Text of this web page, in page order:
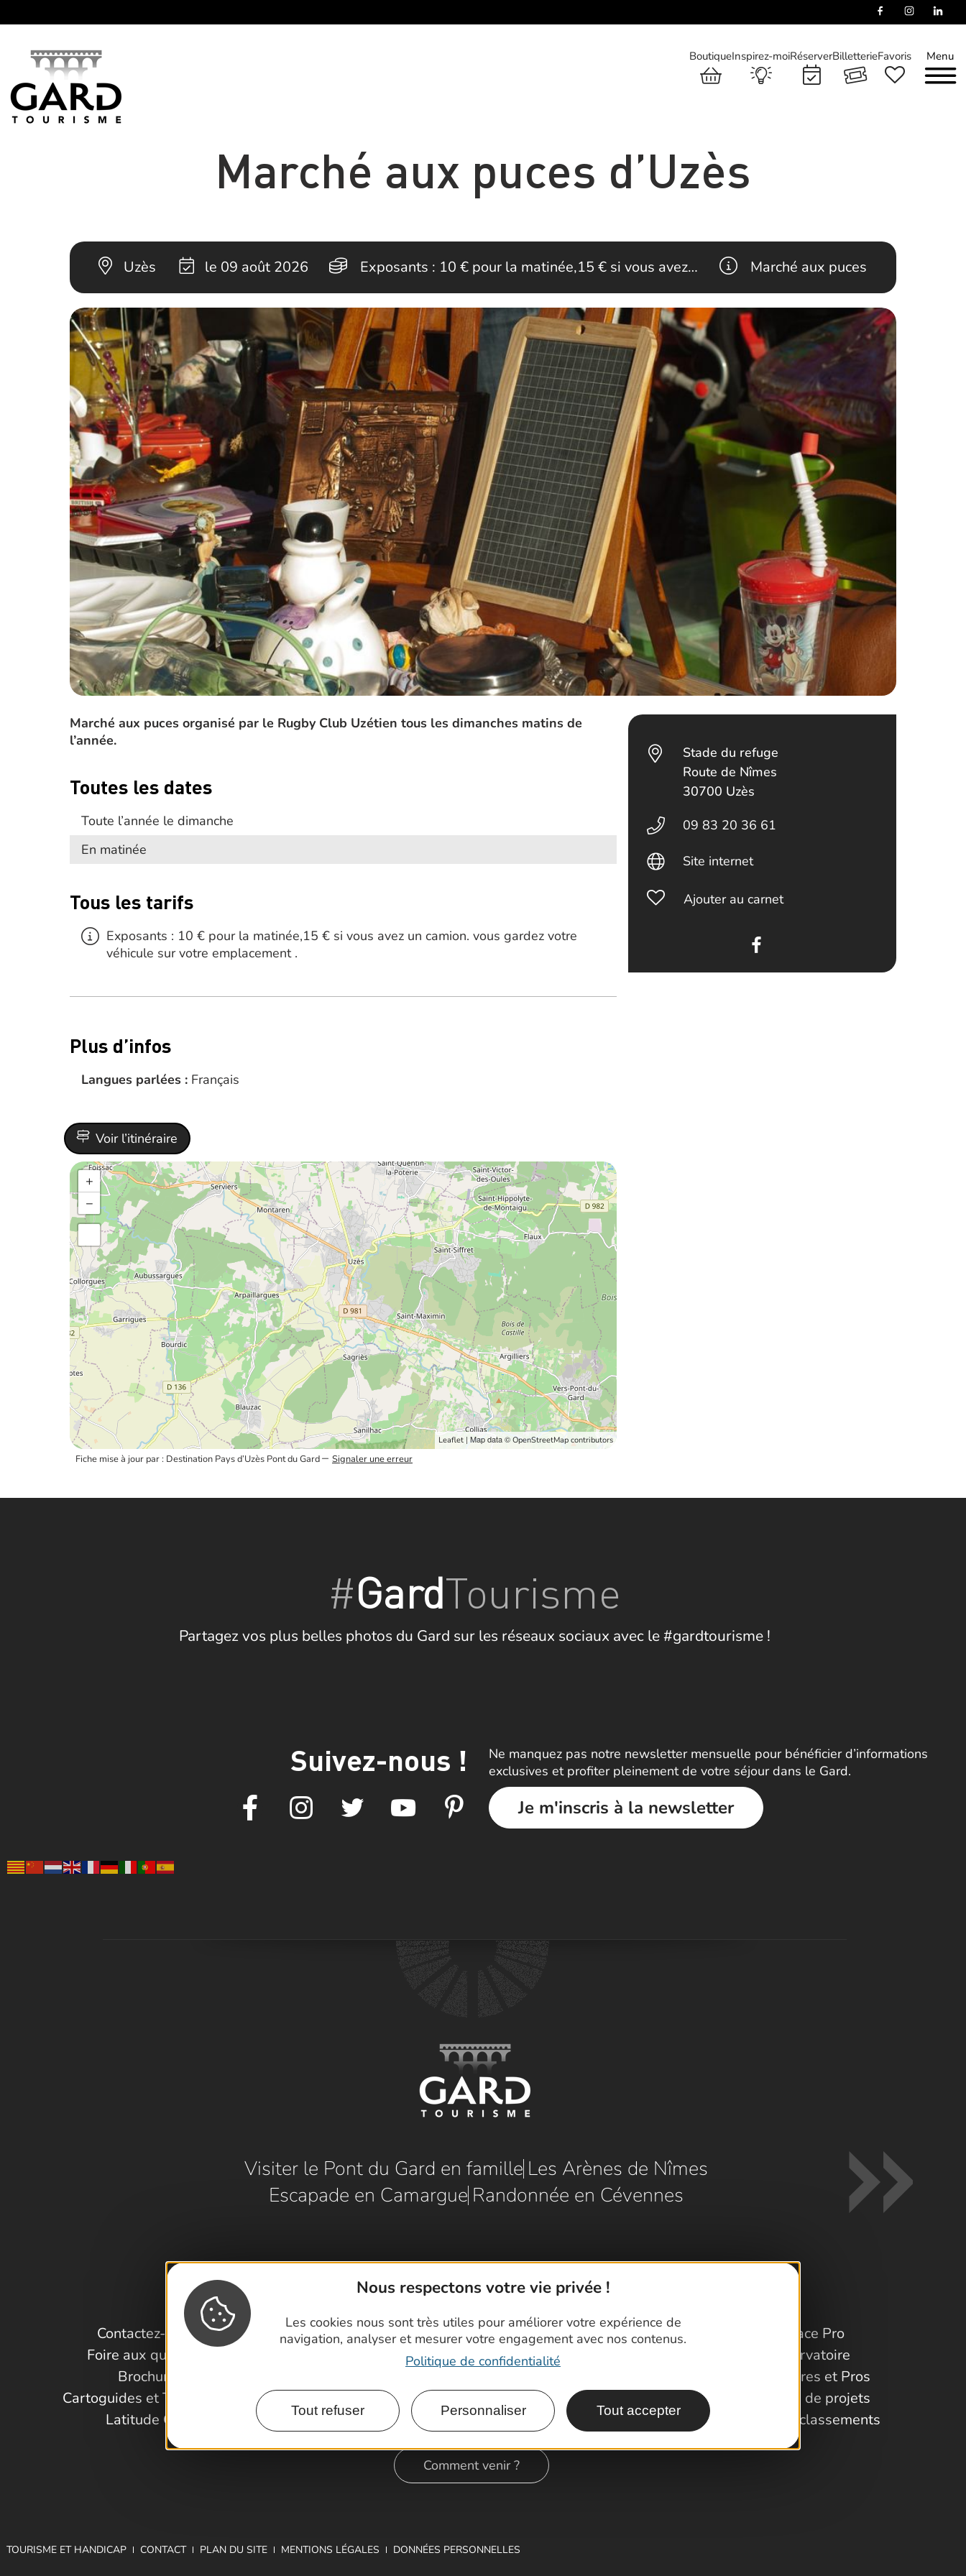
Nous respectons votre vie privée !
Les cookies nous sont très utiles pour améliorer votre expérience de
navigation, analyser et mesurer votre engagement avec nos contenus.
Politique de confidentialité
Tout refuser Personnaliser Tout accepter
Menu
BoutiqueInspirez-moiRéserverBilletterieFavoris
Marché aux puces d’Uzès
Uzès le 09 août 2026 Exposants : 10 € pour la matinée,15 € si vous avez… Marché aux puces
Marché aux puces organisé par le Rugby Club Uzétien tous les dimanches matins de
l’année.
Toutes les dates
Toute l’année le dimanche
En matinée
Tous les tarifs
Exposants : 10 € pour la matinée,15 € si vous avez un camion. vous gardez votre
véhicule sur votre emplacement .
Plus d’infos
Langues parlées : Français
Voir l’itinéraire
+
−
Leaflet | Map data ©OpenStreetMap contributors
Fiche mise à jour par : Destination Pays d’Uzès Pont du Gard– Signaler une erreur
Stade du refuge
Route de Nîmes
30700 Uzès
09 83 20 36 61
Site internet
Ajouter au carnet
#GardTourisme
Partagez vos plus belles photos du Gard sur les réseaux sociaux avec le #gardtourisme !
Suivez-nous !
Ne manquez pas notre newsletter mensuelle pour bénéficier d’informations
exclusives et profiter pleinement de votre séjour dans le Gard.
Je m'inscris à la newsletter
Visiter le Pont du Gard en famille Les Arènes de Nîmes
Escapade en Camargue Randonnée en Cévennes
Contactez-nous !
Foire aux questions
Brochures
Cartoguides et Topoguides
Latitude Gard
Comment venir ?
Espace Pro
Observatoire
Partenaires et Pros
Porteurs de projets
Labels et classements
TOURISME ET HANDICAP CONTACT PLAN DU SITE MENTIONS LÉGALES DONNÉES PERSONNELLES